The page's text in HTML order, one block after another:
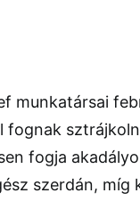
munkatársai
fognak
fogja
szerdán, míg